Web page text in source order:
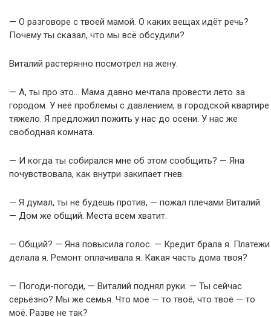
— О разговоре с твоей мамой. О каких вещах идёт речь?
Почему ты сказал, что мы всё обсудили?
Виталий растерянно посмотрел на жену.
— А, ты про это… Мама давно мечтала провести лето за
городом. У неё проблемы с давлением, в городской квартире
тяжело. Я предложил пожить у нас до осени. У нас же
свободная комната.
— И когда ты собирался мне об этом сообщить? — Яна
почувствовала, как внутри закипает гнев.
— Я думал, ты не будешь против, — пожал плечами Виталий.
— Дом же общий. Места всем хватит.
— Общий? — Яна повысила голос. — Кредит брала я. Платежи
делала я. Ремонт оплачивала я. Какая часть дома твоя?
— Погоди-погоди, — Виталий поднял руки. — Ты сейчас
серьёзно? Мы же семья. Что моё — то твоё, что твоё — то
моё. Разве не так?